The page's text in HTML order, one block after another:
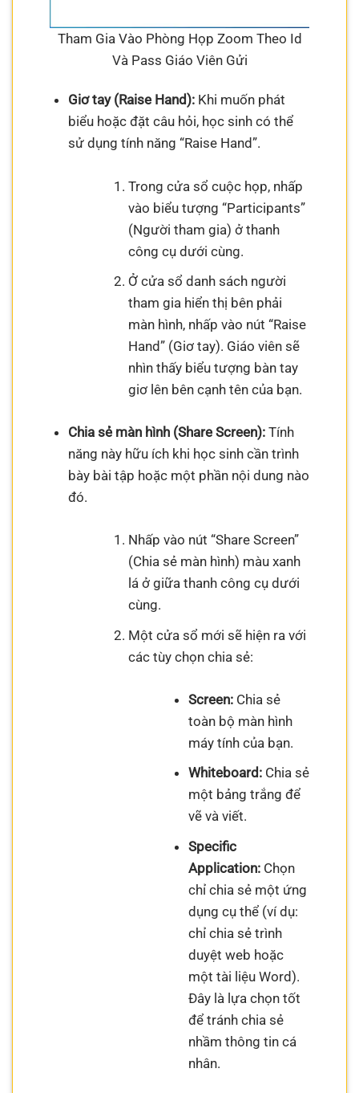
Tham Gia Vào Phòng Họp Zoom Theo Id
Và Pass Giáo Viên Gửi
Giơ tay (Raise Hand):Khi muốn phát
biểu hoặc đặt câu hỏi, học sinh có thể
sử dụng tính năng “Raise Hand”.
Trong cửa sổ cuộc họp, nhấp
vào biểu tượng “Participants”
(Người tham gia) ở thanh
công cụ dưới cùng.
Ở cửa sổ danh sách người
tham gia hiển thị bên phải
màn hình, nhấp vào nút “Raise
Hand” (Giơ tay). Giáo viên sẽ
nhìn thấy biểu tượng bàn tay
giơ lên bên cạnh tên của bạn.
Chia sẻ màn hình (Share Screen):Tính
năng này hữu ích khi học sinh cần trình
bày bài tập hoặc một phần nội dung nào
đó.
Nhấp vào nút “Share Screen”
(Chia sẻ màn hình) màu xanh
lá ở giữa thanh công cụ dưới
cùng.
Một cửa sổ mới sẽ hiện ra với
các tùy chọn chia sẻ:
Screen:Chia sẻ
toàn bộ màn hình
máy tính của bạn.
Whiteboard:Chia sẻ
một bảng trắng để
vẽ và viết.
Specific
Application:Chọn
chỉ chia sẻ một ứng
dụng cụ thể (ví dụ:
chỉ chia sẻ trình
duyệt web hoặc
một tài liệu Word).
Đây là lựa chọn tốt
để tránh chia sẻ
nhầm thông tin cá
nhân.